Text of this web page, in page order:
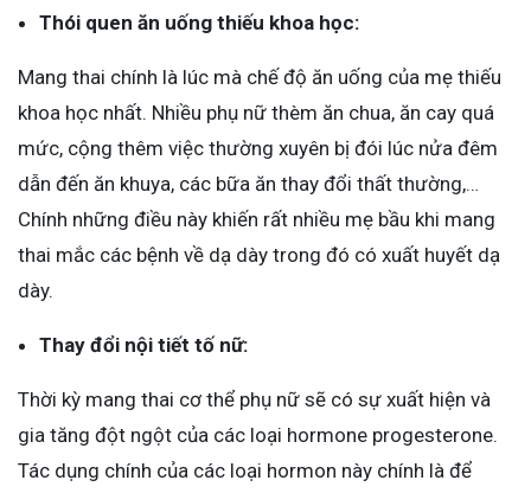
Thói quen ăn uống thiếu khoa học:
Mang thai chính là lúc mà chế độ ăn uống của mẹ thiếu
khoa học nhất. Nhiều phụ nữ thèm ăn chua, ăn cay quá
mức, cộng thêm việc thường xuyên bị đói lúc nửa đêm
dẫn đến ăn khuya, các bữa ăn thay đổi thất thường,…
Chính những điều này khiến rất nhiều mẹ bầu khi mang
thai mắc các bệnh về dạ dày trong đó có xuất huyết dạ
dày.
Thay đổi nội tiết tố nữ:
Thời kỳ mang thai cơ thể phụ nữ sẽ có sự xuất hiện và
gia tăng đột ngột của các loại hormone progesterone.
Tác dụng chính của các loại hormon này chính là để